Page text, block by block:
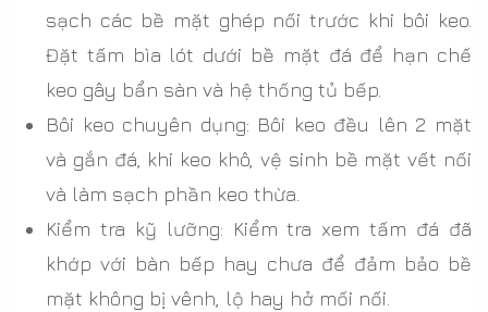
sạch các bề mặt ghép nối trước khi bôi keo.
Đặt tấm bìa lót dưới bề mặt đá để hạn chế
keo gây bẩn sàn và hệ thống tủ bếp.
Bôi keo chuyên dụng: Bôi keo đều lên 2 mặt
và gắn đá, khi keo khô, vệ sinh bề mặt vết nối
và làm sạch phần keo thừa.
Kiểm tra kỹ lưỡng: Kiểm tra xem tấm đá đã
khớp với bàn bếp hay chưa để đảm bảo bề
mặt không bị vênh, lộ hay hở mối nối.